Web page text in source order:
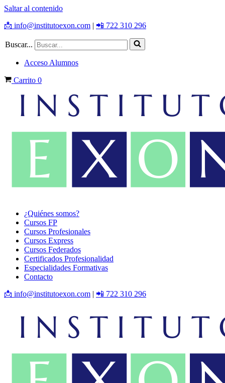
Saltar al contenido
📩 info@institutoexon.com | 📲 722 310 296
Buscar...
Acceso Alumnos
Carrito 0
¿Quiénes somos?
Cursos FP
Cursos Profesionales
Cursos Express
Cursos Federados
Certificados Profesionalidad
Especialidades Formativas
Contacto
📩 info@institutoexon.com | 📲 722 310 296